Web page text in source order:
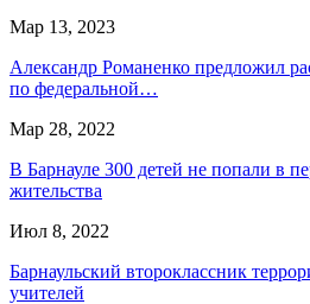
Мар 13, 2023
Александр Романенко предложил
по федеральной…
Мар 28, 2022
В Барнауле 300 детей не попали в
жительства
Июл 8, 2022
Барнаульский второклассник
учителей